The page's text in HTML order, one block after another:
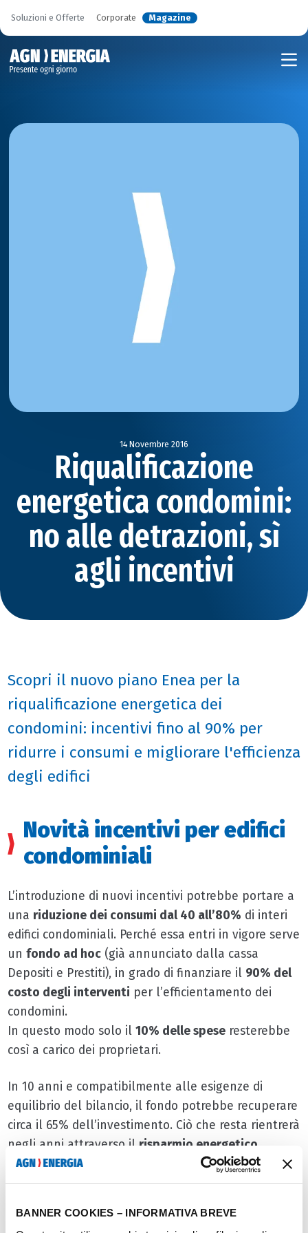
BANNER COOKIES – INFORMATIVA BREVE
Soluzioni e Offerte Corporate Magazine
14 Novembre 2016
Riqualificazione
energetica condomini:
no alle detrazioni, sì
agli incentivi
Scopri il nuovo piano Enea per la
riqualificazione energetica dei
condomini: incentivi fino al 90% per
ridurre i consumi e migliorare l'efficienza
degli edifici
Novità incentivi per edifici
condominiali
L’introduzione di nuovi incentivi potrebbe portare a
una riduzione dei consumi dal 40 all’80% di interi
edifici condominiali. Perché essa entri in vigore serve
un fondo ad hoc(già annunciato dalla cassa
Depositi e Prestiti), in grado di finanziare il 90% del
costo degli interventi per l’efficientamento dei
condomini.
In questo modo solo il 10% delle speseresterebbe
così a carico dei proprietari.
In 10 anni e compatibilmente alle esigenze di
equilibrio del bilancio, il fondo potrebbe recuperare
circa il 65% dell’investimento. Ciò che resta rientrerà
negli anni attraverso il risparmio energetico
generato daedifici
e prestanti dal
punto di vista energetico.